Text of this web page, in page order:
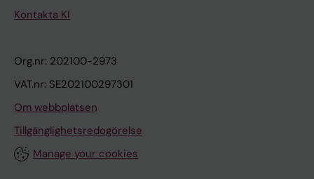
Kontakta KI
Org.nr: 202100-2973
VAT.nr: SE202100297301
Om webbplatsen
Tillgänglighetsredogörelse
Manage your cookies